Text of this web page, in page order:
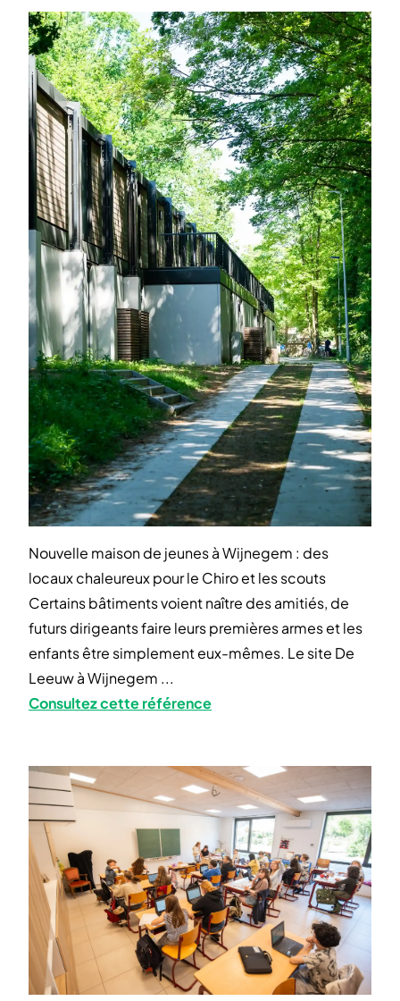
Nouvelle maison de jeunes à Wijnegem : des
locaux chaleureux pour le Chiro et les scouts
Certains bâtiments voient naître des amitiés, de
futurs dirigeants faire leurs premières armes et les
enfants être simplement eux-mêmes. Le site De
Leeuw à Wijnegem ...
Consultez cette référence